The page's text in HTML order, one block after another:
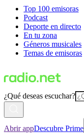
Top 100 emisoras
Podcast
Deporte en directo
En tu zona
Géneros musicales
Temas de emisoras
¿Qué deseas escuchar?
Abrir appDescubre Prime